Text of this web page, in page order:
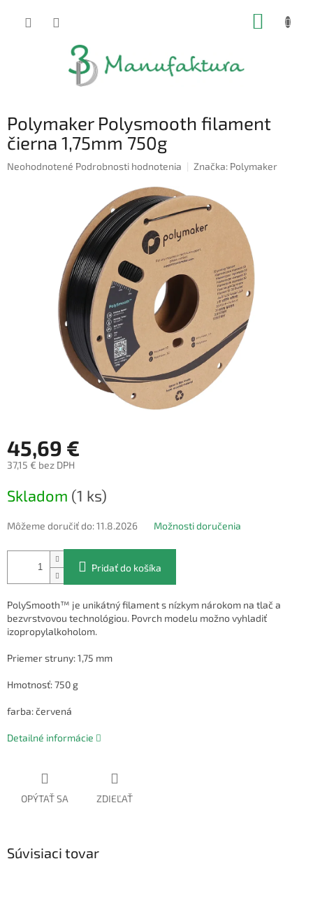
Polymaker Polysmooth filament
čierna 1,75mm 750g
Priemerné
Neohodnotené Podrobnosti hodnotenia Značka: Polymaker
45,69 €
37,15 € bez DPH
cena:
Skladom (1 ks)
Môžeme doručiť do:11.8.2026 Možnosti doručenia
Pridať do košíka
PolySmooth™ je unikátný filament s nízkym nárokom na tlač a
bezvrstvovou technológiou. Povrch modelu možno vyhladiť
izopropylalkoholom.
Priemer struny: 1,75 mm
Hmotnosť: 750 g
farba: červená
Detailné informácie
OPÝTAŤ SA ZDIEĽAŤ
Súvisiaci tovar